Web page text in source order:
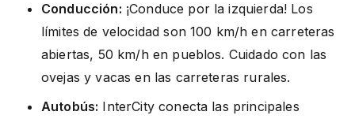
Conducción: ¡Conduce por la izquierda! Los
límites de velocidad son 100 km/h en carreteras
abiertas, 50 km/h en pueblos. Cuidado con las
ovejas y vacas en las carreteras rurales.
Autobús: InterCity conecta las principales